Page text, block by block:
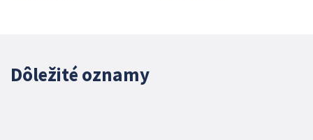
Dôležité oznamy